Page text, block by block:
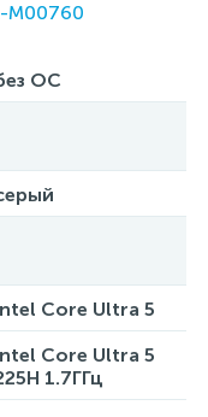
M00760
ОС
Core Ultra 5
Core Ultra 5
1.7ГГц